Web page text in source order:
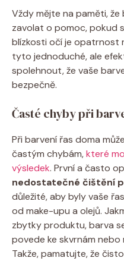
Vždy mějte na paměti,
zavolat o pomoc, pokud
blízkosti očí je opatrnost
tyto jednoduché, ale
spolehnout, že vaše
bezpečně.
Časté chyby při
Při barvení řas doma
častým chybám,které
výsledek. První a často
nedostatečné čištění
důležité, aby byly vaše
od make-upu a olejů.
zbytky produktu, barva
povede ke skvrnám
Takže, pamatujte, že